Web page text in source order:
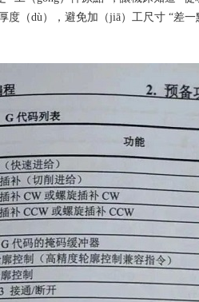
（dù），避免加（jiā）工尺寸 “差一